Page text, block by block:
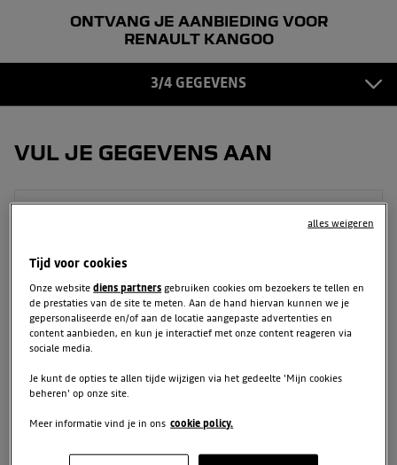
ONTVANG JE AANBIEDING VOOR
RENAULT KANGOO
3/4 GEGEVENS
GEGEVENS
VUL JE GEGEVENS AAN
Achternaam
Tijd voor cookies
Onze websitediens partners gebruiken cookies om bezoekers te tellen en
de prestaties van de site te meten. Aan de hand hiervan kunnen we je
gepersonaliseerde en/of aan de locatie aangepaste advertenties en
content aanbieden, en kun je interactief met onze content reageren via
sociale media.
Je kunt de opties te allen tijde wijzigen via het gedeelte 'Mijn cookies
beheren' op onze site.
Meer informatie vind je in ons cookie policy.
alles weigeren